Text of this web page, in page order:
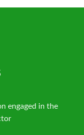
engaged in the